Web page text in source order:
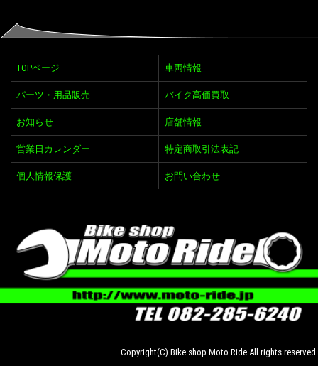
TOPページ 車両情報
パーツ・用品販売 バイク高価買取
お知らせ 店舗情報
営業日カレンダー 特定商取引法表記
個人情報保護 お問い合わせ
Copyright(C) Bike shop Moto Ride All rights reserved.